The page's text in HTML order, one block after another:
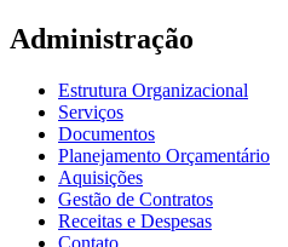
Administração
Estrutura Organizacional
Serviços
Documentos
Planejamento Orçamentário
Aquisições
Gestão de Contratos
Receitas e Despesas